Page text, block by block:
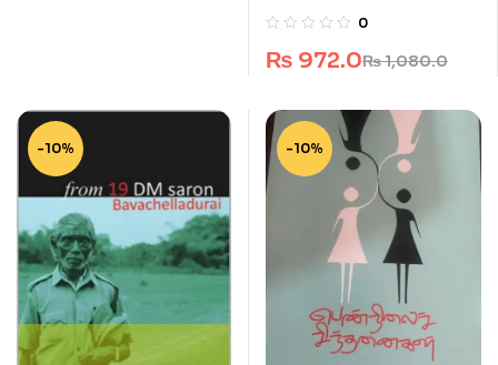
0
₨1,080.0
₨ 972.0
-10% -10%